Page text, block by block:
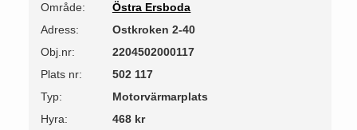
Område:
Östra Ersboda
Adress:
Ostkroken 2-40
Obj.nr:
2204502000117
Plats nr:
502 117
Typ:
Motorvärmarplats
Hyra:
468 kr